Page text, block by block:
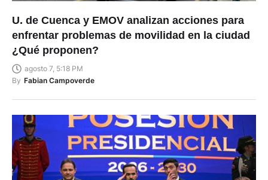
U. de Cuenca y EMOV analizan acciones para
enfrentar problemas de movilidad en la ciudad
¿Qué proponen?
agosto 7, 5:18 PM
By Fabian Campoverde